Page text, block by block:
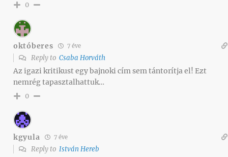
0
októberes 7 éve
Reply to Csaba Horváth
Az igazi kritikust egy bajnoki cím sem tántorítja el! Ezt
nemrég tapasztalhattuk…
0
kgyula 7 éve
Reply to István Hereb